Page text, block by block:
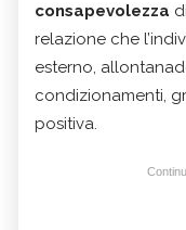
consapevolezza
relazione che
esterno,
condizionamenti,
positiva.